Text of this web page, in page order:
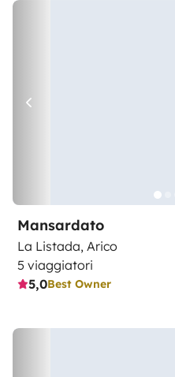
Mansardato
La Listada, Arico
5 viaggiatori
5,0Best Owner